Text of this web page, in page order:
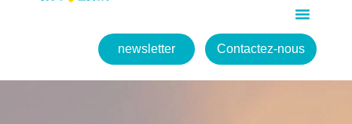
newsletter Contactez-nous